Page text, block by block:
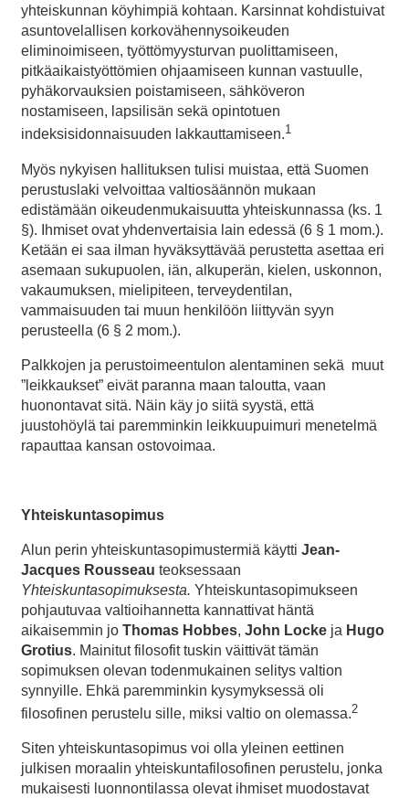
yhteiskunnan köyhimpiä kohtaan. Karsinnat kohdistuivat
asuntovelallisen korkovähennysoikeuden
eliminoimiseen, työttömyysturvan puolittamiseen,
pitkäaikaistyöttömien ohjaamiseen kunnan vastuulle,
pyhäkorvauksien poistamiseen, sähköveron
nostamiseen, lapsilisän sekä opintotuen
indeksisidonnaisuuden lakkauttamiseen.1
Myös nykyisen hallituksen tulisi muistaa, että Suomen
perustuslaki velvoittaa valtiosäännön mukaan
edistämään oikeudenmukaisuutta yhteiskunnassa (ks. 1
§). Ihmiset ovat yhdenvertaisia lain edessä (6 § 1 mom.).
Ketään ei saa ilman hyväksyttävää perustetta asettaa eri
asemaan sukupuolen, iän, alkuperän, kielen, uskonnon,
vakaumuksen, mielipiteen, terveydentilan,
vammaisuuden tai muun henkilöön liittyvän syyn
perusteella (6 § 2 mom.).
Palkkojen ja perustoimeentulon alentaminen sekä muut
”leikkaukset” eivät paranna maan taloutta, vaan
huonontavat sitä. Näin käy jo siitä syystä, että
juustohöylä tai paremminkin leikkuupuimuri menetelmä
rapauttaa kansan ostovoimaa.
Yhteiskuntasopimus
Alun perin yhteiskuntasopimustermiä käytti Jean-
Jacques Rousseau teoksessaan
Yhteiskuntasopimuksesta. Yhteiskuntasopimukseen
pohjautuvaa valtioihannetta kannattivat häntä
aikaisemmin jo Thomas Hobbes, John Locke ja Hugo
Grotius. Mainitut filosofit tuskin väittivät tämän
sopimuksen olevan todenmukainen selitys valtion
synnyille. Ehkä paremminkin kysymyksessä oli
filosofinen perustelu sille, miksi valtio on olemassa.2
Siten yhteiskuntasopimus voi olla yleinen eettinen
julkisen moraalin yhteiskuntafilosofinen perustelu, jonka
mukaisesti luonnontilassa olevat ihmiset muodostavat